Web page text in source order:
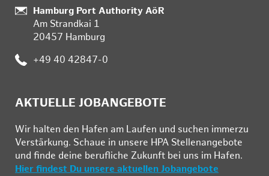
:
Hamburg Port Authority AöR
Am Strandkai 1
20457 Hamburg
: +49 40 42847-0
AKTUELLE JOBANGEBOTE
Wir hal­ten den Ha­fen am Lau­fen und su­chen im­mer­zu
Ver­stär­kung. Schau­e in un­se­re HPA Stel­len­an­ge­bo­te
und fin­de deine be­ruf­li­che Zu­kunft bei uns im Ha­fen.
Hier findest Du unsere aktuellen Jobangebote